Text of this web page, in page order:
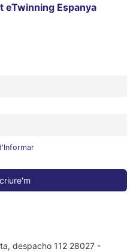
eTwinning Espanya
despacho 112 28027 -